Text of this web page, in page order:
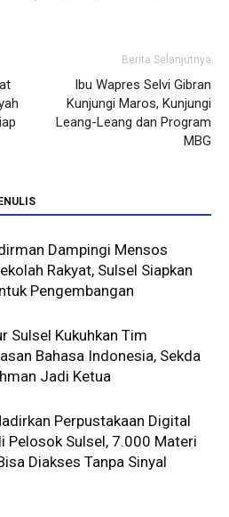
Berita Selanjutnya
Ibu Wapres Selvi Gibran
Kunjungi Maros, Kunjungi
Leang-Leang dan Program
MBG
Dampingi Mensos
Rakyat, Sulsel Siapkan
Pengembangan
Sulsel Kukuhkan Tim
Bahasa Indonesia, Sekda
Jadi Ketua
Perpustakaan Digital
Pelosok Sulsel, 7.000 Materi
Diakses Tanpa Sinyal